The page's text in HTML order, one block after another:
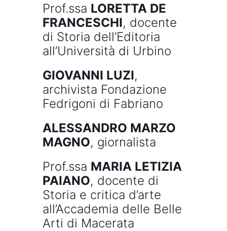
Prof.ssa LORETTA DE
FRANCESCHI, docente
di Storia dell’Editoria
all’Università di Urbino
GIOVANNI LUZI,
archivista Fondazione
Fedrigoni di Fabriano
ALESSANDRO MARZO
MAGNO, giornalista
Prof.ssa MARIA LETIZIA
PAIANO, docente di
Storia e critica d’arte
all’Accademia delle Belle
Arti di Macerata